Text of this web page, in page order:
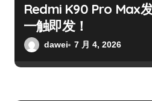
Redmi K90 Pro Max
一触即发！
dawei 7 月 4, 2026